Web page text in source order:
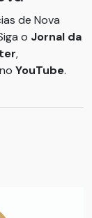
de Nova
o Jornal da
,
YouTube.